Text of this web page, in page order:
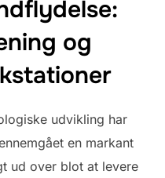
og
udvikling har
en markant
ud over blot at levere